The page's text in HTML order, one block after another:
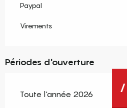
Paypal
Virements
Périodes d'ouverture
Toute l'année 2026